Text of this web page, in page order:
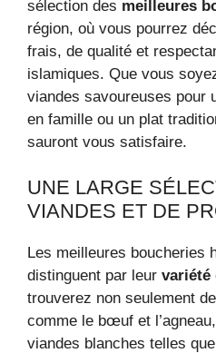
sélection des meilleures
région, où vous pourrez
frais, de qualité et
islamiques. Que vous
viandes savoureuses pour
en famille ou un plat
sauront vous satisfaire.
UNE LARGE
VIANDES ET DE
Les meilleures boucheries
distinguent par leur variété
trouverez non seulement
comme le bœuf et
viandes blanches telles